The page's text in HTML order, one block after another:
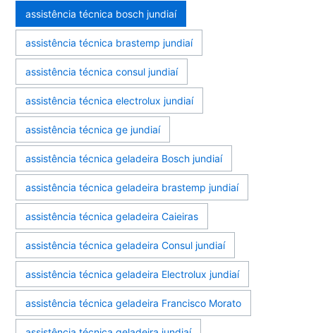
assistência técnica bosch jundiaí
assistência técnica brastemp jundiaí
assistência técnica consul jundiaí
assistência técnica electrolux jundiaí
assistência técnica ge jundiaí
assistência técnica geladeira Bosch jundiaí
assistência técnica geladeira brastemp jundiaí
assistência técnica geladeira Caieiras
assistência técnica geladeira Consul jundiaí
assistência técnica geladeira Electrolux jundiaí
assistência técnica geladeira Francisco Morato